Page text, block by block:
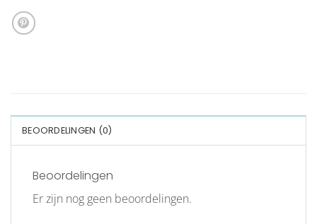
BEOORDELINGEN (0)
Beoordelingen
Er zijn nog geen beoordelingen.